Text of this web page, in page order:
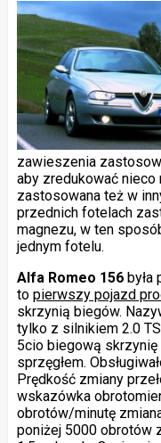
zawieszenia
aby zredukować nieco
zastosowana też w
przednich fotelach
magnezu, w ten
jednym fotelu.
Alfa Romeo 156była
to pierwszy pojazd
skrzynią biegów.
tylko z silnikiem 2.0
5cio biegową
sprzęgłem.
Prędkość zmiany
wskazówka
obrotów/minutę
poniżej 5000 obrotów